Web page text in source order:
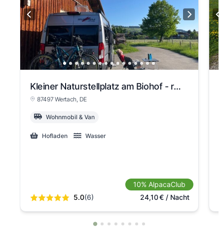
Kleiner Naturstellplatz am Biohof - ruhig & mit Alpenblick
87497 Wertach, DE
Wohnmobil & Van
Hofladen Wasser
5.0(6)
10% AlpacaClub
24,10€/ Nacht